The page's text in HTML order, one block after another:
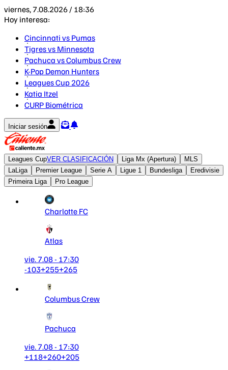
viernes, 7.08.2026 / 18:36
Hoy interesa:
Cincinnati vs Pumas
Tigres vs Minnesota
Pachuca vs Columbus Crew
K-Pop Demon Hunters
Leagues Cup 2026
Katia Itzel
CURP Biométrica
Iniciar sesión
Leagues CupVER CLASIFICACIÓN Liga Mx (Apertura)
MLS
LaLiga
Premier League Serie A Ligue 1 Bundesliga
Eredivisie
Primeira Liga
Pro League
Charlotte FC
Atlas
vie. 7.08 - 17:30
-103+255+265
Columbus Crew
Pachuca
vie. 7.08 - 17:30
+118+260+205